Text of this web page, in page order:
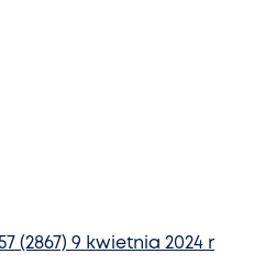
(2867) 9 kwietnia 2024 r